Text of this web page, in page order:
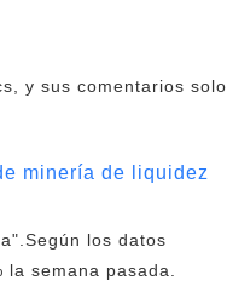
y sus comentarios solo
minería de liquidez
los datos
semana pasada.